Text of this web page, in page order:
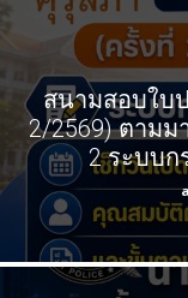
สนามสอบใบ
2/2569) ตามม
2 ระบบก